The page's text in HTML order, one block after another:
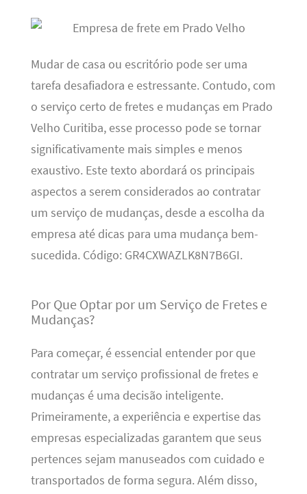
Mudar de casa ou escritório pode ser uma
tarefa desafiadora e estressante. Contudo, com
o serviço certo de fretes e mudanças em Prado
Velho Curitiba, esse processo pode se tornar
significativamente mais simples e menos
exaustivo. Este texto abordará os principais
aspectos a serem considerados ao contratar
um serviço de mudanças, desde a escolha da
empresa até dicas para uma mudança bem-
sucedida. Código: GR4CXWAZLK8N7B6GI.
Por Que Optar por um Serviço de Fretes e
Mudanças?
Para começar, é essencial entender por que
contratar um serviço profissional de fretes e
mudanças é uma decisão inteligente.
Primeiramente, a experiência e expertise das
empresas especializadas garantem que seus
pertences sejam manuseados com cuidado e
transportados de forma segura. Além disso,